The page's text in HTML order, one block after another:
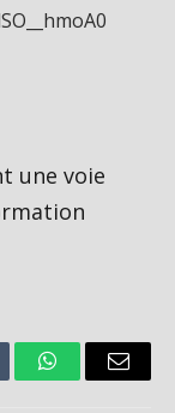
une voie
WhatsAppEmail